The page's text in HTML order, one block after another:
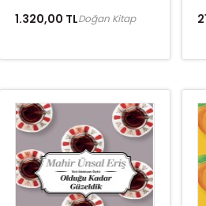
1.320,00 TLDoğan Kitap